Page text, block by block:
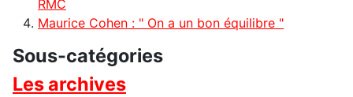
RMC
Maurice Cohen : " On a un bon équilibre "
Sous-catégories
Les archives